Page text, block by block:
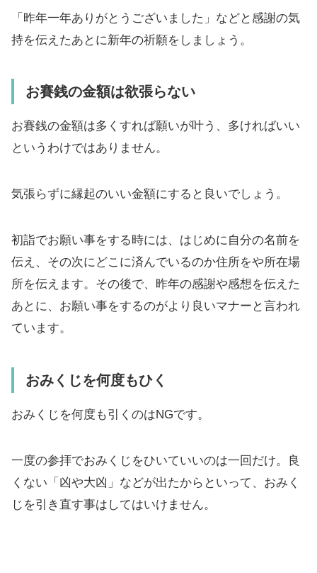
「昨年一年ありがとうございました」などと感謝の気
持を伝えたあとに新年の祈願をしましょう。
お賽銭の金額は欲張らない
お賽銭の金額は多くすれば願いが叶う、多ければいい
というわけではありません。
気張らずに縁起のいい金額にすると良いでしょう。
初詣でお願い事をする時には、はじめに自分の名前を
伝え、その次にどこに済んでいるのか住所をや所在場
所を伝えます。その後で、昨年の感謝や感想を伝えた
あとに、お願い事をするのがより良いマナーと言われ
ています。
おみくじを何度もひく
おみくじを何度も引くのはNGです。
一度の参拝でおみくじをひいていいのは一回だけ。良
くない「凶や大凶」などが出たからといって、おみく
じを引き直す事はしてはいけません。